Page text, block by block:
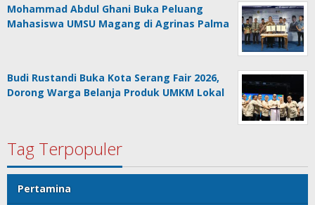
Mohammad Abdul Ghani Buka Peluang
Mahasiswa UMSU Magang di Agrinas Palma
Budi Rustandi Buka Kota Serang Fair 2026,
Dorong Warga Belanja Produk UMKM Lokal
Tag Terpopuler
Pertamina